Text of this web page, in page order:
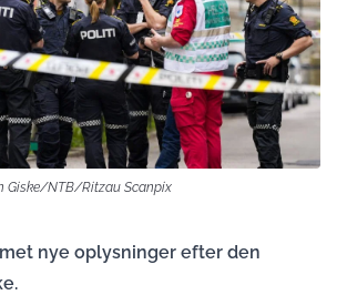
Giske/NTB/Ritzau Scanpix
nye oplysninger efter den